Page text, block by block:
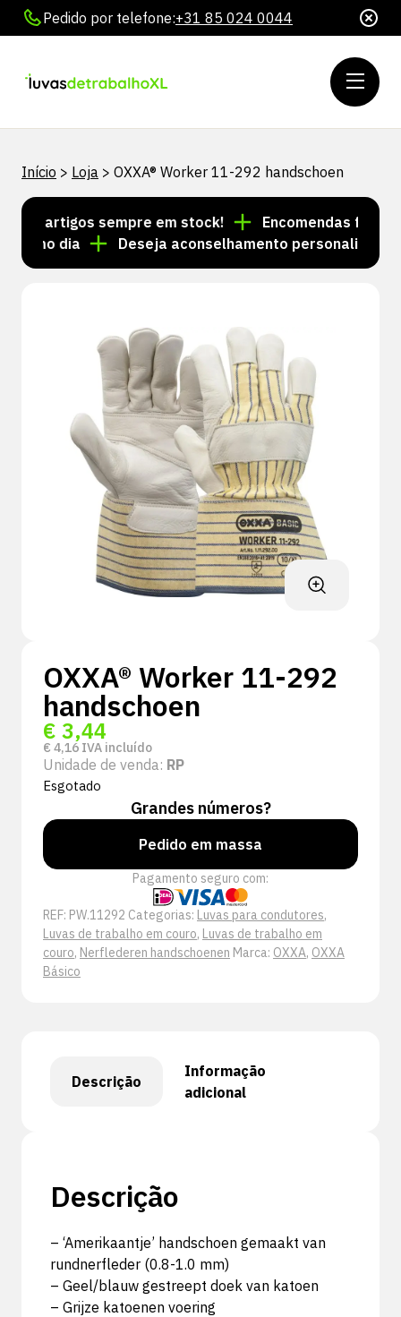
Pedido por telefone:+31 85 024 0044
Início > Loja > OXXA® Worker 11-292 handschoen
de artigos sempre em stock!
Encomendas feitas
dia
Deseja aconselhamento personalizado?
OXXA® Worker 11-292
handschoen
€ 3,44
€ 4,16 IVA incluído
Unidade de venda: RP
Esgotado
Grandes números?
Pedido em massa
Pagamento seguro com:
REF: PW.11292 Categorias: Luvas para condutores,
Luvas de trabalho em couro, Luvas de trabalho em
couro, Nerflederen handschoenen Marca: OXXA, OXXA
Básico
Descrição
Informação
adicional
Descrição
– ‘Amerikaantje’ handschoen gemaakt van
rundnerfleder (0.8-1.0 mm)
– Geel/blauw gestreept doek van katoen
– Grijze katoenen voering